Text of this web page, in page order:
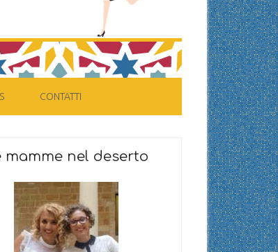
CONTATTI
mamme nel deserto